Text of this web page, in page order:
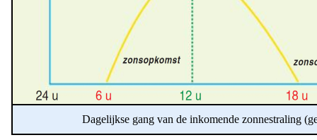
Dagelijkse gang van de inkomende zonnestraling